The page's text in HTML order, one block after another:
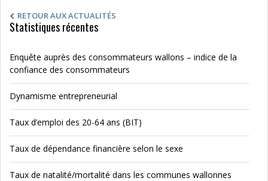
RETOUR AUX ACTUALITÉS
Statistiques récentes
Enquête auprès des consommateurs wallons – indice de la
confiance des consommateurs
Dynamisme entrepreneurial
Taux d’emploi des 20-64 ans (BIT)
Taux de dépendance financière selon le sexe
Taux de natalité/mortalité dans les communes wallonnes